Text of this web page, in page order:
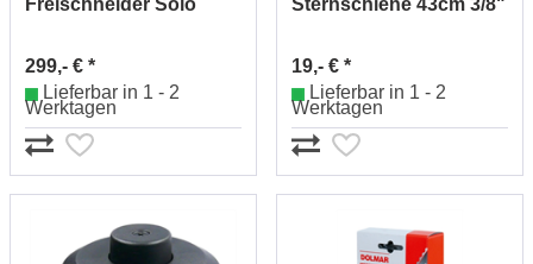
Freischneider Solo
299,- € *
Lieferbar in 1 - 2
Werktagen
Sternschiene 43cm 3/8"
19,- € *
Lieferbar in 1 - 2
Werktagen